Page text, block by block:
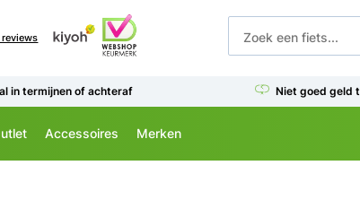
in termijnen of achteraf Niet goed geld
Accessoires Merken